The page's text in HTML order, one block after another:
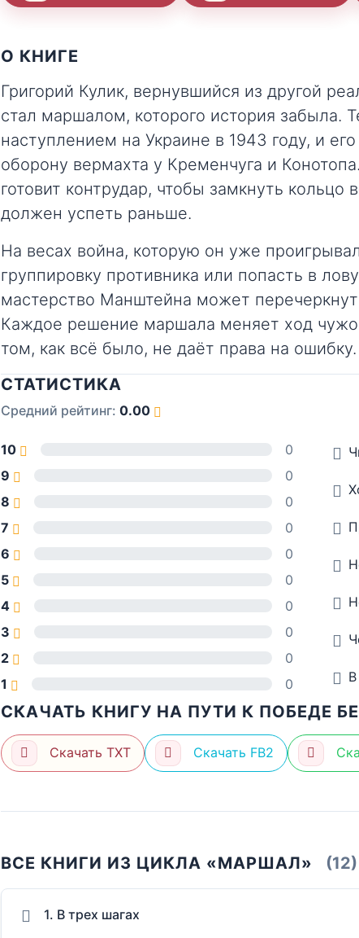
О КНИГЕ
Григорий Кулик, вернувшийся из другой
стал маршалом, которого история забыла.
наступлением на Украине в 1943 году, и
оборону вермахта у Кременчуга и
готовит контрудар, чтобы замкнуть
должен успеть раньше.
На весах война, которую он уже
группировку противника или попасть в
мастерство Манштейна может
Каждое решение маршала меняет ход
том, как всё было, не даёт права на ошибку.
СТАТИСТИКА
Средний рейтинг: 0.00
10
0
9
0
8
0
7
0
6
0
5
0
4
0
3
0
2
0
1
0
СКАЧАТЬ КНИГУ НА ПУТИ К ПОБЕДЕ
Скачать TXT Скачать FB2
ВСЕ КНИГИ ИЗ ЦИКЛА «МАРШАЛ» (12)
1. В трех шагах